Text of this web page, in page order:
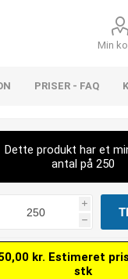
Min
PRISER - FAQ
Dette produkt har et
antal på 250
i
h
kr. Estimeret
stk